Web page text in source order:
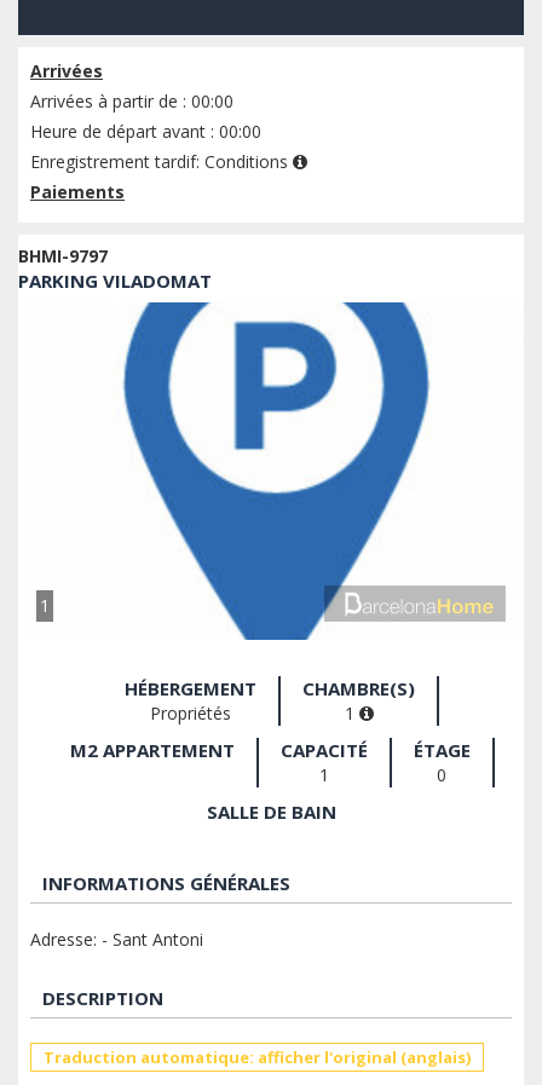
Arrivées
Arrivées à partir de : 00:00
Heure de départ avant : 00:00
Enregistrement tardif: Conditions
Paiements
BHMI-9797
PARKING VILADOMAT
1
HÉBERGEMENT
Propriétés
CHAMBRE(S)
1
M2 APPARTEMENT CAPACITÉ
1
ÉTAGE
0
SALLE DE BAIN
INFORMATIONS GÉNÉRALES
Adresse: - Sant Antoni
DESCRIPTION
Traduction automatique: afficher l'original (anglais)